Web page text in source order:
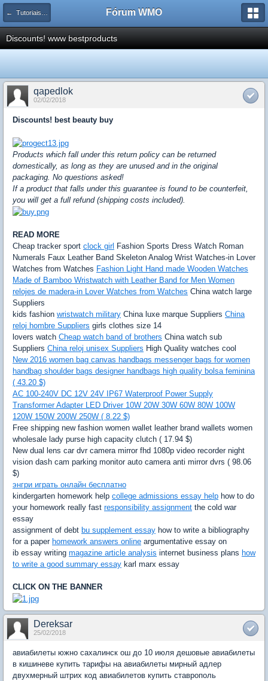
← Tutoriais e Artigos de Javascript, Ajax e Metodologias Fórum WMO
Discounts! www bestproducts
qapedlok
02/02/2018
Discounts! best beauty buy
Products which fall under this return policy can be returned
domestically, as long as they are unused and in the original
packaging. No questions asked!
If a product that falls under this guarantee is found to be counterfeit,
you will get a full refund (shipping costs included).
READ MORE
Cheap tracker sport clock girl Fashion Sports Dress Watch Roman
Numerals Faux Leather Band Skeleton Analog Wrist Watches-in Lover
Watches from Watches Fashion Light Hand made Wooden Watches
Made of Bamboo Wristwatch with Leather Band for Men Women
relojes de madera-in Lover Watches from Watches China watch large
Suppliers
kids fashion wristwatch military China luxe marque Suppliers China
reloj hombre Suppliers girls clothes size 14
lovers watch Cheap watch band of brothers China watch sub
Suppliers China reloj unisex Suppliers High Quality watches cool
New 2016 women bag canvas handbags messenger bags for women
handbag shoulder bags designer handbags high quality bolsa feminina
( 43.20 $)
AC 100-240V DC 12V 24V IP67 Waterproof Power Supply
Transformer Adapter LED Driver 10W 20W 30W 60W 80W 100W
120W 150W 200W 250W ( 8.22 $)
Free shipping new fashion women wallet leather brand wallets women
wholesale lady purse high capacity clutch ( 17.94 $)
New dual lens car dvr camera mirror fhd 1080p video recorder night
vision dash cam parking monitor auto camera anti mirror dvrs ( 98.06
$)
энгри играть онлайн бесплатно
kindergarten homework help college admissions essay help how to do
your homework really fast responsibility assignment the cold war
essay
assignment of debt bu supplement essay how to write a bibliography
for a paper homework answers online argumentative essay on
ib essay writing magazine article analysis internet business plans how
to write a good summary essay karl marx essay
CLICK ON THE BANNER
Dereksar
25/02/2018
авиабилеты южно сахалинск ош до 10 июля дешовые авиабилеты
в кишиневе купить тарифы на авиабилеты мирный адлер
двухмерный штрих код авиабилетов купить ставрополь